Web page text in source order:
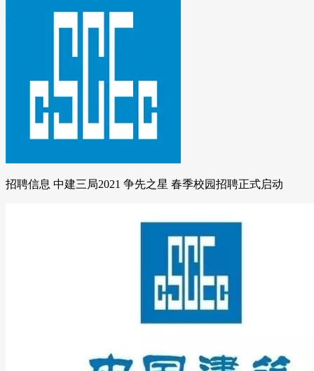
招聘信息 中建三局2021 争先之星 春季校园招聘正式启动